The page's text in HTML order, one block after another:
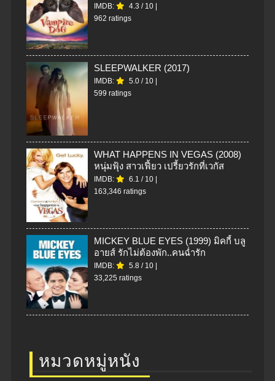
IMDB: 4.3 / 10 |
962 ratings
SLEEPWALKER (2017)
IMDB: 5.0 / 10 |
599 ratings
WHAT HAPPENS IN VEGAS (2008)
หนุ่มฟุ้ง สาวเฟี้ยว เปรี้ยวรักที่เวกัส
IMDB: 6.1 / 10 |
163,346 ratings
MICKEY BLUE EYES (1999) มิคกี้ บลู
อายส์ รักไม่ต้องพัก..คนฉ่ำรัก
IMDB: 5.8 / 10 |
33,225 ratings
หมวดหมู่หนัง